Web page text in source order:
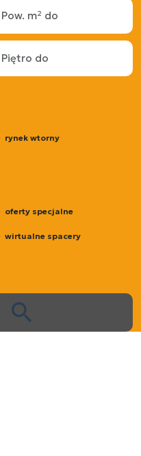
rynek wtorny
oferty specjalne
wirtualne spacery